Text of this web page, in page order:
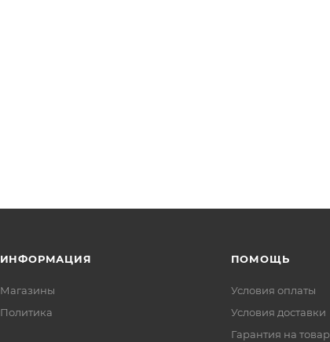
ИНФОРМАЦИЯ
Магазины
Политика
ПОМОЩЬ
Условия оплаты
Условия доставки
Гарантия на товар